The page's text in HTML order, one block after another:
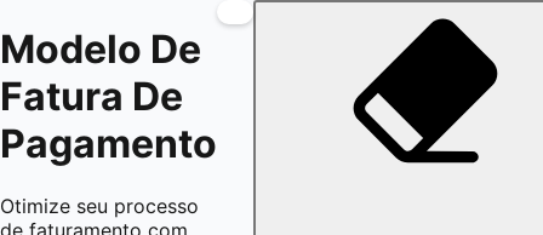
Modelo De
Fatura De
Pagamento
Otimize seu processo
de faturamento com